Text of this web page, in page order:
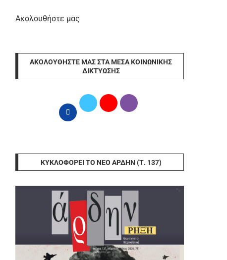
Ακολουθήστε μας
ΑΚΟΛΟΥΘΉΣΤΕ ΜΑΣ ΣΤΑ ΜΈΣΑ ΚΟΙΝΩΝΙΚΉΣ
ΔΙΚΤΎΩΣΗΣ
ΚΥΚΛΟΦΟΡΕΊ ΤΟ ΝΈΟ ΆΡΔΗΝ (Τ. 137)